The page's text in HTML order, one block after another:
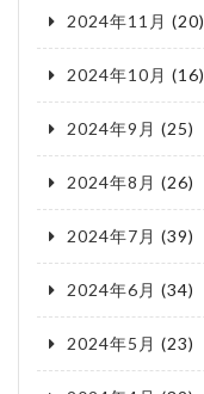
2024年11月 (20)
2024年10月 (16)
2024年9月 (25)
2024年8月 (26)
2024年7月 (39)
2024年6月 (34)
2024年5月 (23)